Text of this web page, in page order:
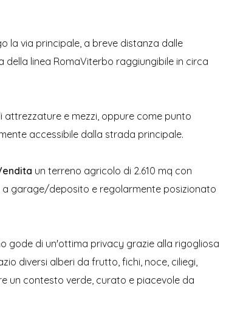
la via principale, a breve distanza dalle
linea RomaViterbo raggiungibile in circa
e mezzi, oppure come punto
accessibile dalla strada principale.
un terreno agricolo di 2.610 mq con
garage/deposito e regolarmente posizionato
gode di un'ottima privacy grazie alla rigogliosa
diversi alberi da frutto, fichi, noce, ciliegi,
un contesto verde, curato e piacevole da